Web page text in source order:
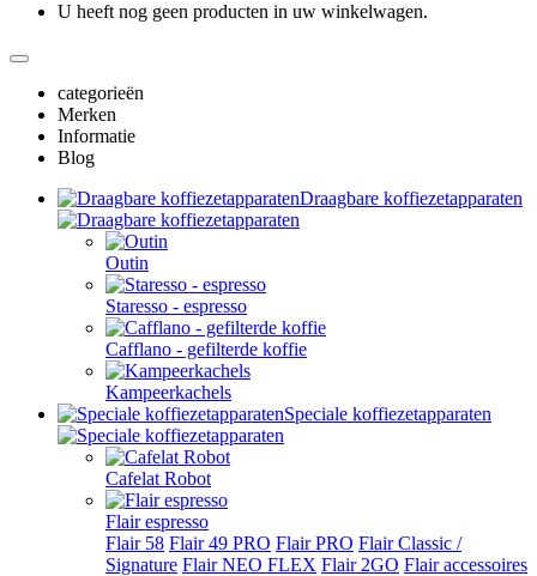
U heeft nog geen producten in uw winkelwagen.
categorieën
Merken
Informatie
Blog
Draagbare koffiezetapparaten
Outin
Staresso - espresso
Cafflano - gefilterde koffie
Kampeerkachels
Speciale koffiezetapparaten
Cafelat Robot
Flair espresso
Flair 58 Flair 49 PRO Flair PRO Flair Classic /
Signature Flair NEO FLEX Flair 2GO Flair accessoires